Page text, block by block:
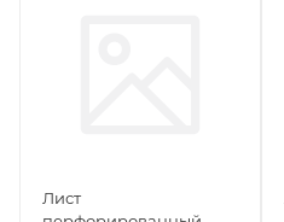
Лист